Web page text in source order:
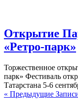
Открытие
«Ретро-парк»
Торжественное
парк» Фестиваль
Татарстана 5-6
« Предыдущие